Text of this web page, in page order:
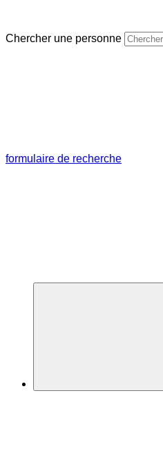
Chercher une personne
formulaire de recherche